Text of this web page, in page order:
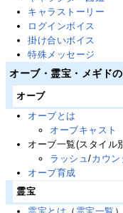
キャラストーリー
ログインボイス
掛け合いボイス
特殊メッセージ
オーブ・霊宝・メギド
オーブ
オーブとは
オーブキャスト
オーブ一覧(スタイル
ラッシュ/カウン
オーブ育成
霊宝